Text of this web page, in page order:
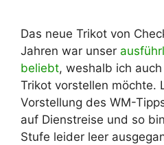
Das neue Trikot von
Jahren war unser
beliebt, weshalb ich
Trikot vorstellen möchte.
Vorstellung des WM-
auf Dienstreise und so
Stufe leider leer